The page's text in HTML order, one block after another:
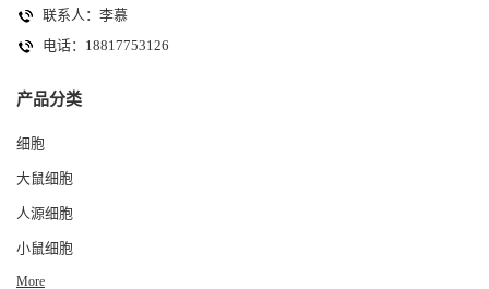
联系人：李慕
电话：18817753126
产品分类
细胞
大鼠细胞
人源细胞
小鼠细胞
More